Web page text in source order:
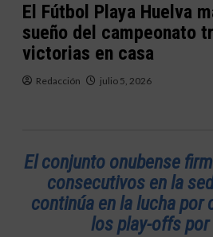
El Fútbol Playa Huelva
sueño del campeonato
victorias en casa
Redacción julio 5, 2026
El conjunto onubense
consecutivos en la
continúa en la lucha por
los play-offs